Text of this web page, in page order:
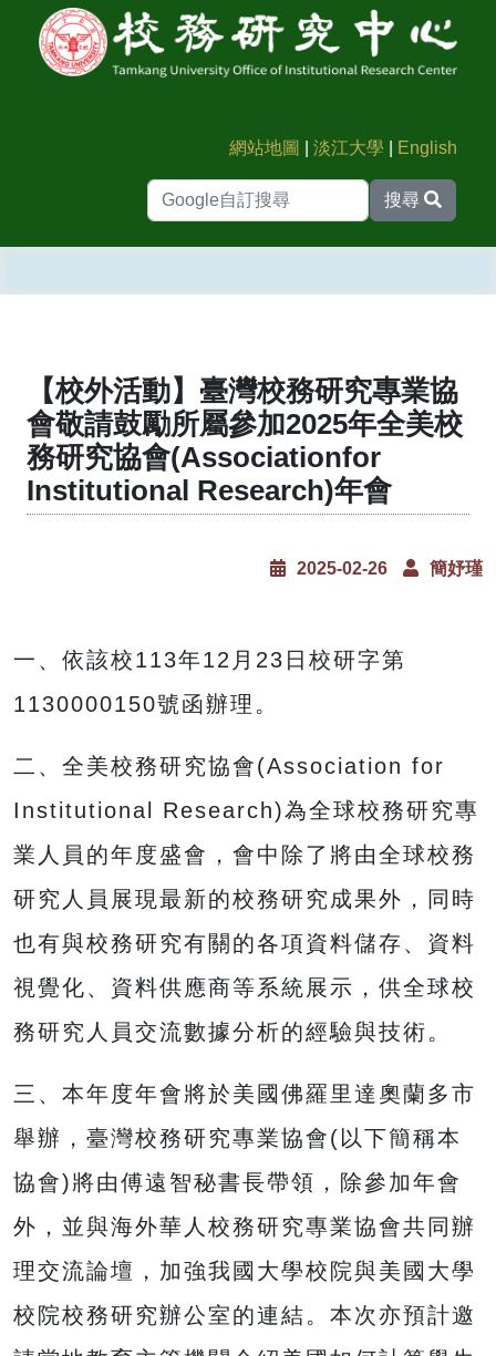
網站地圖 |淡江大學 English
搜尋
【校外活動】臺灣校務研究專業協
會敬請鼓勵所屬參加2025年全美校
務研究協會(Associationfor
Institutional Research)年會
2025-02-26 簡妤瑾
一、依該校113年12月23日校研字第
1130000150號函辦理。
二、全美校務研究協會(Association for
Institutional Research)為全球校務研究專
業人員的年度盛會，會中除了將由全球校務
研究人員展現最新的校務研究成果外，同時
也有與校務研究有關的各項資料儲存、資料
視覺化、資料供應商等系統展示，供全球校
務研究人員交流數據分析的經驗與技術。
三、本年度年會將於美國佛羅里達奧蘭多市
舉辦，臺灣校務研究專業協會(以下簡稱本
協會)將由傅遠智秘書長帶領，除參加年會
外，並與海外華人校務研究專業協會共同辦
理交流論壇，加強我國大學校院與美國大學
校院校務研究辦公室的連結。本次亦預計邀